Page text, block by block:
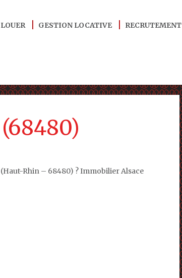
LOUER GESTION LOCATIVE RECRUTEMENT
Rhin – 68480) ? Immobilier Alsace